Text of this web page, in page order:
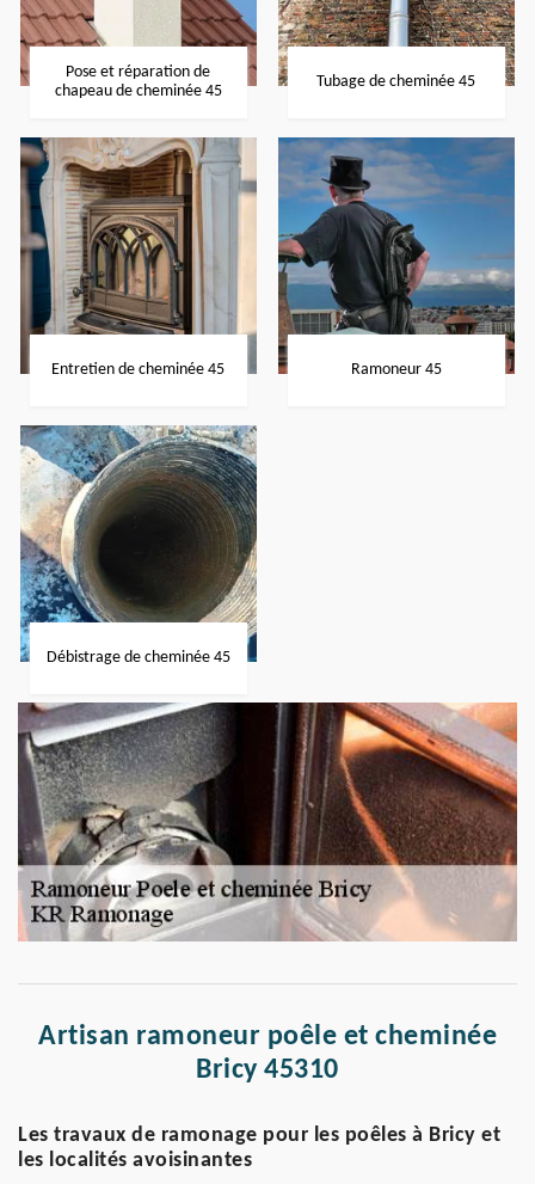
Pose et réparation de
chapeau de cheminée 45
Tubage de cheminée 45
Entretien de cheminée 45 Ramoneur 45
Débistrage de cheminée 45
Artisan ramoneur poêle et cheminée
Bricy 45310
Les travaux de ramonage pour les poêles à Bricy et
les localités avoisinantes